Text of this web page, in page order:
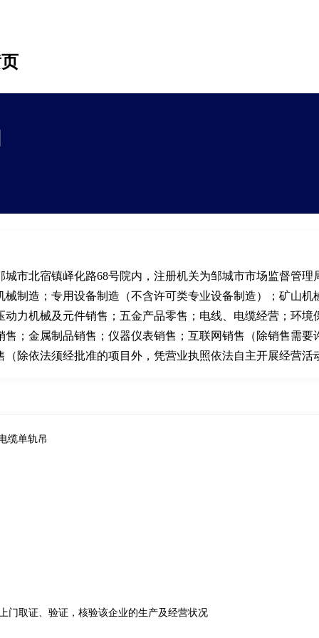
市北宿镇峄化路68号院内，注册机关为邹城市市场监督管理
制造；专用设备制造（不含许可类专业设备制造）；矿山机
力机械及元件销售；五金产品零售；电线、电缆经营；环境
；金属制品销售；仪器仪表销售；互联网销售（除销售需要
除依法须经批准的项目外，凭营业执照依法自主开展经营活
缆单轨吊
门取证、验证，核验该企业的生产及经营状况